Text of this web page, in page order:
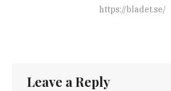
https://bladet.se/
Leave a Reply